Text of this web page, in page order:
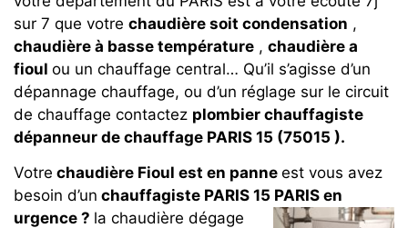
sur 7 que votre chaudière soit condensation ,
chaudière à basse température , chaudière a
fioul ou un chauffage central… Qu’il s’agisse d’un
dépannage chauffage, ou d’un réglage sur le circuit
de chauffage contactez plombier chauffagiste
dépanneur de chauffage PARIS 15 (75015 ).
Votre chaudière Fioul est en panne est vous avez
besoin d’un chauffagiste PARIS 15 PARIS en
urgence ? la chaudière dégage